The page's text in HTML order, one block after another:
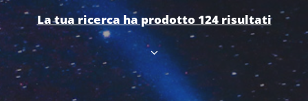
La tua ricerca ha prodotto 124 risultati